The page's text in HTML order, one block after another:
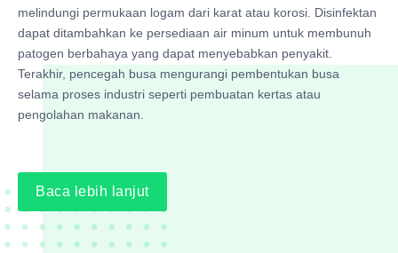
melindungi permukaan logam dari karat atau korosi. Disinfektan
dapat ditambahkan ke persediaan air minum untuk membunuh
patogen berbahaya yang dapat menyebabkan penyakit.
Terakhir, pencegah busa mengurangi pembentukan busa
selama proses industri seperti pembuatan kertas atau
pengolahan makanan.
Baca lebih lanjut